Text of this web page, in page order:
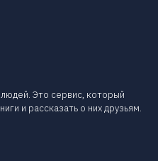
Это сервис, который
и рассказать о них друзьям.